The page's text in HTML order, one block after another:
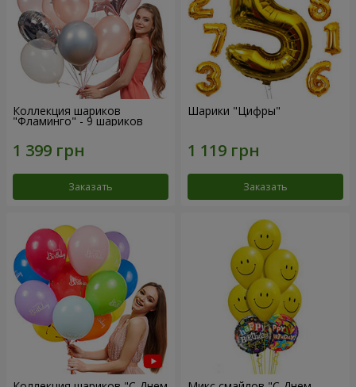
Коллекция шариков
"Фламинго" - 9 шариков
Заказать
Шарики "Цифры"
Заказать